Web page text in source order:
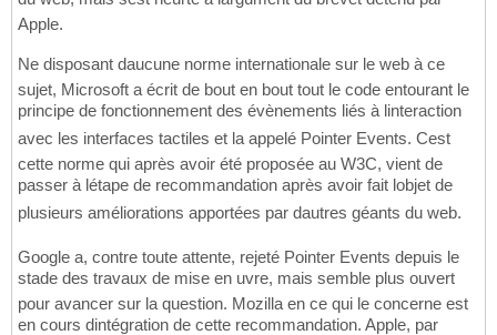
Apple.
Ne disposant daucune norme internationale sur le web à ce
sujet, Microsoft a écrit de bout en bout tout le code entourant le
principe de fonctionnement des évènements liés à linteraction
avec les interfaces tactiles et la appelé Pointer Events. Cest
cette norme qui après avoir été proposée au W3C, vient de
passer à létape de recommandation après avoir fait lobjet de
plusieurs améliorations apportées par dautres géants du web.
Google a, contre toute attente, rejeté Pointer Events depuis le
stade des travaux de mise en uvre, mais semble plus ouvert
pour avancer sur la question. Mozilla en ce qui le concerne est
en cours dintégration de cette recommandation. Apple, par